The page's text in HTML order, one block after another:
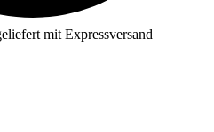
mit Expressversand